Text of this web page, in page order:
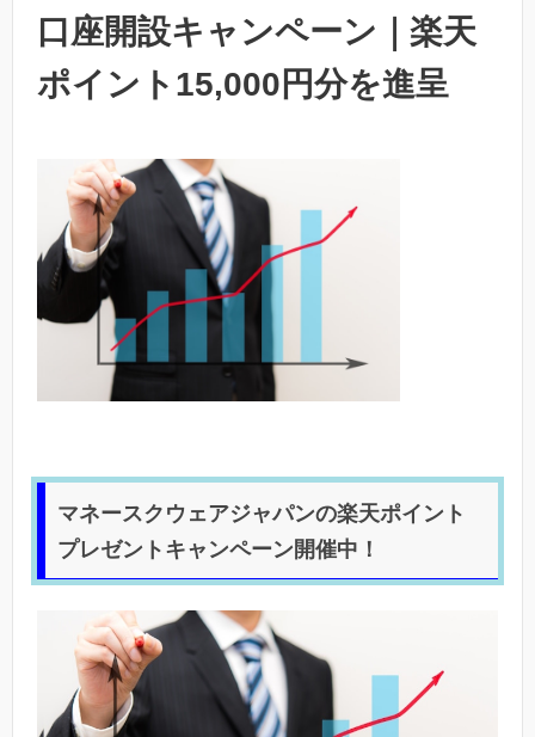
口座開設キャンペーン｜楽天
ポイント15,000円分を進呈
マネースクウェアジャパンの楽天ポイント
プレゼントキャンペーン開催中！